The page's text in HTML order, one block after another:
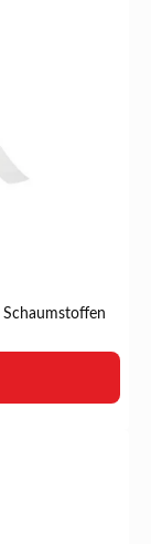
Schaumstoffen